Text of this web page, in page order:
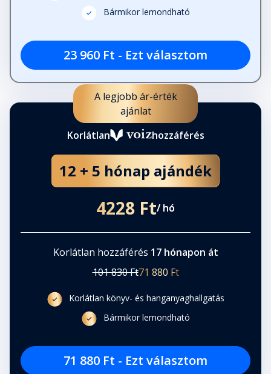
Bármikor lemondható
23 960 Ft - Ezt választom
A legjobb ár-érték
ajánlat
Korlátlan
hozzáférés
12 + 5 hónap ajándék
4228 Ft/ hó
Korlátlan hozzáférés 17 hónapon át
101 830 Ft71 880 Ft
Korlátlan könyv- és hanganyaghallgatás
Bármikor lemondható
71 880 Ft - Ezt választom